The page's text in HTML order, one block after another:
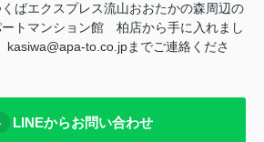
ばエクスプレス流山おおたかの森周辺の
トマンション館 柏店から手に入れまし
kasiwa@apa-to.co.jpまでご連絡くださ
LINEからお問い合わせ